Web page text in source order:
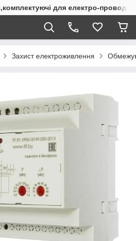
для електро-проводки
Захист електроживлення